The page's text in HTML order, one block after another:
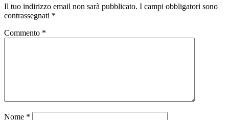
Il tuo indirizzo email non sarà pubblicato. I campi obbligatori sono
contrassegnati *
Commento *
Nome *